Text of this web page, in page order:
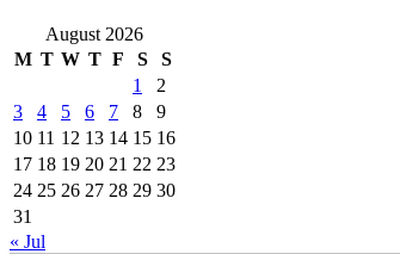
August 2026
M T W T F S
S
1
2
3
4 5 6 7 8
9
10 11 12 13 14 15 16
17 18 19 20 21 22 23
24 25 26 27 28 29 30
31
« Jul